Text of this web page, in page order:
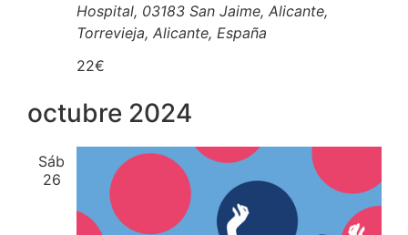
Hospital, 03183 San Jaime, Alicante,
Torrevieja, Alicante, España
22€
octubre 2024
Sáb
26